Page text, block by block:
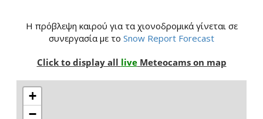
H πρόβλεψη καιρού για τα χιονοδρομικά γίνεται σε
συνεργασία με το Snow Report Forecast